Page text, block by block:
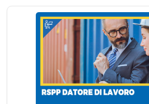
Consulenza esperta per i
datori di lavoro sulle
responsabilità legali e la…
Continua